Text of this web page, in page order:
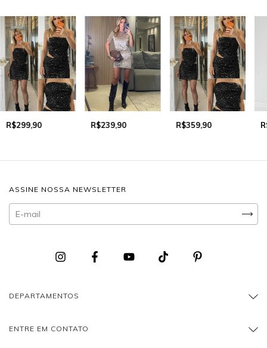
R$299,90 R$239,90 R$359,90
ASSINE NOSSA NEWSLETTER
DEPARTAMENTOS
ENTRE EM CONTATO